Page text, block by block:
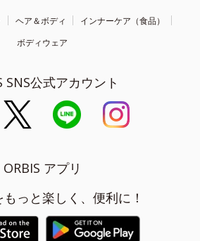
ヘア＆ボディ
インナーケア（食品）
ボディウェア
SNS公式アカウント
ORBIS アプリ
っと楽しく、便利に！